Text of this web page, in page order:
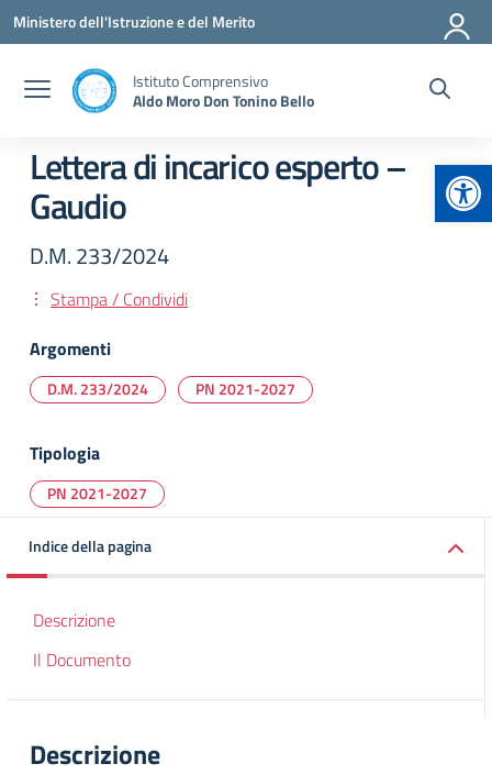
Vai ai contenuti
Vai al menu di navigazione
Vai al footer
Ministero dell'Istruzione e del Merito
Istituto Comprensivo
Aldo Moro Don Tonino Bello
Lettera di incarico esperto –
Gaudio
D.M. 233/2024
Stampa / Condividi
Argomenti
D.M. 233/2024 PN 2021-2027
Tipologia
PN 2021-2027
Indice della pagina
Descrizione
Il Documento
Descrizione